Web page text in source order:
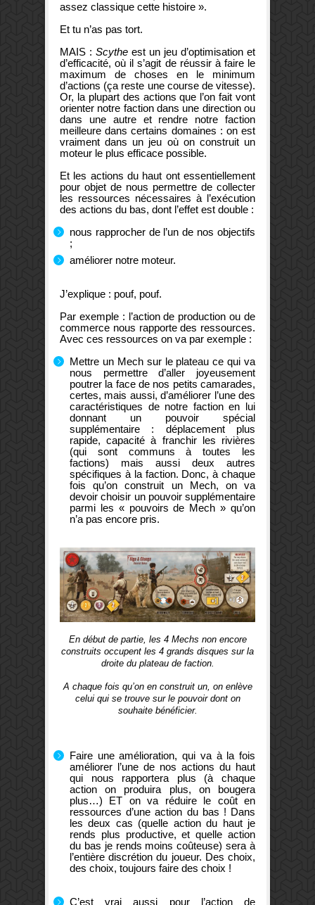
assez classique cette histoire ».
Et tu n’as pas tort.
MAIS : Scythe est un jeu d’optimisation et
d’efficacité, où il s’agit de réussir à faire le
maximum de choses en le minimum
d’actions (ça reste une course de vitesse).
Or, la plupart des actions que l’on fait vont
orienter notre faction dans une direction ou
dans une autre et rendre notre faction
meilleure dans certains domaines : on est
vraiment dans un jeu où on construit un
moteur le plus efficace possible.
Et les actions du haut ont essentiellement
pour objet de nous permettre de collecter
les ressources nécessaires à l’exécution
des actions du bas, dont l’effet est double :
nous rapprocher de l’un de nos objectifs
;
améliorer notre moteur.
J’explique : pouf, pouf.
Par exemple : l’action de production ou de
commerce nous rapporte des ressources.
Avec ces ressources on va par exemple :
Mettre un Mech sur le plateau ce qui va
nous permettre d’aller joyeusement
poutrer la face de nos petits camarades,
certes, mais aussi, d’améliorer l’une des
caractéristiques de notre faction en lui
donnant un pouvoir spécial
supplémentaire : déplacement plus
rapide, capacité à franchir les rivières
(qui sont communs à toutes les
factions) mais aussi deux autres
spécifiques à la faction. Donc, à chaque
fois qu’on construit un Mech, on va
devoir choisir un pouvoir supplémentaire
parmi les « pouvoirs de Mech » qu’on
n’a pas encore pris.
En début de partie, les 4 Mechs non encore
construits occupent les 4 grands disques sur la
droite du plateau de faction.
A chaque fois qu’on en construit un, on enlève
celui qui se trouve sur le pouvoir dont on
souhaite bénéficier.
Faire une amélioration, qui va à la fois
améliorer l’une de nos actions du haut
qui nous rapportera plus (à chaque
action on produira plus, on bougera
plus…) ET on va réduire le coût en
ressources d’une action du bas ! Dans
les deux cas (quelle action du haut je
rends plus productive, et quelle action
du bas je rends moins coûteuse) sera à
l’entière discrétion du joueur. Des choix,
des choix, toujours faire des choix !
C’est vrai aussi pour l’action de